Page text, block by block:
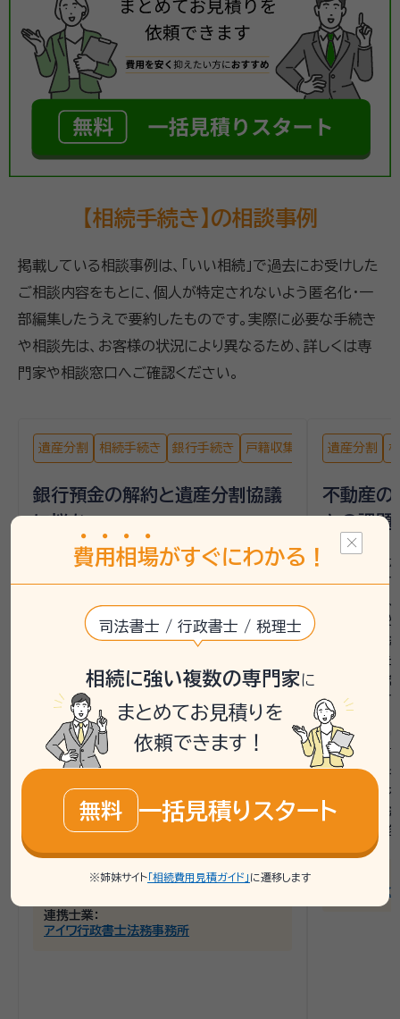
【相続手続き】の相談事例
掲載している相談事例は、「いい相続」で過去にお受けした
ご相談内容をもとに、個人が特定されないよう匿名化・一
部編集したうえで要約したものです。実際に必要な手続き
や相談先は、お客様の状況により異なるため、詳しくは専
門家や相談窓口へご確認ください。
遺産分割 相続手続き 銀行手続き 戸籍収集
銀行預金の解約と遺産分割協議
に悩む
相談者は母親が亡くなり、銀行口座の解約や
戸籍収集、遺産分割協議書の作成に困って
金で、兄弟姉妹である姉と共に相続人となっ
ています。遺言書がないため、遺産分割協議
必要があることに不安を抱えていました。銀
行手続きや管理会社への連絡もまだ進めら
れていない状況でした。
いい相続では、相談者へまず行政書士との
電話相談を案内し、銀行口座の解約方法や
必要な書類の整理について説明しました。無
料相談を通じて、遺産分割協議書の作成や
戸籍収集の進め方を具体的に確認し、次の
ステップを明確にするサポートを行いまし
連携士業：
アイワ行政書士法務事務所
遺産分割
不動産の
きの課題
相談者の父
続きが進ん
母と相談者
変更するこ
具体的な手
ました。ま
ルティを懸
行を希望し
いい相続で
書士に相談
成や不動産
するよう案
手続きの詳
にすること
アイワ行
費用 相場がすぐにわかる！
司法書士 / 行政書士 / 税理士
相続に強い複数の専門家に
まとめてお見積りを
依頼できます！
無料 一括見積りスタート
※姉妹サイト 「相続費用見積ガイド」 に遷移します